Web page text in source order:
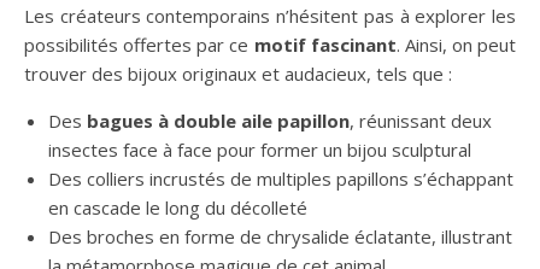
Les créateurs contemporains n’hésitent pas à explorer les
possibilités offertes par ce motif fascinant. Ainsi, on peut
trouver des bijoux originaux et audacieux, tels que :
Des bagues à double aile papillon, réunissant deux
insectes face à face pour former un bijou sculptural
Des colliers incrustés de multiples papillons s’échappant
en cascade le long du décolleté
Des broches en forme de chrysalide éclatante, illustrant